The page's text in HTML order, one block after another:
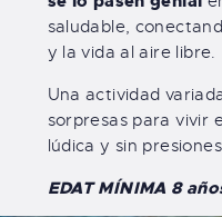
saludable,
y la vida al aire libre.
Una actividad
sorpresas para vivir
lúdica y sin
EDAT MÍNIMA 8